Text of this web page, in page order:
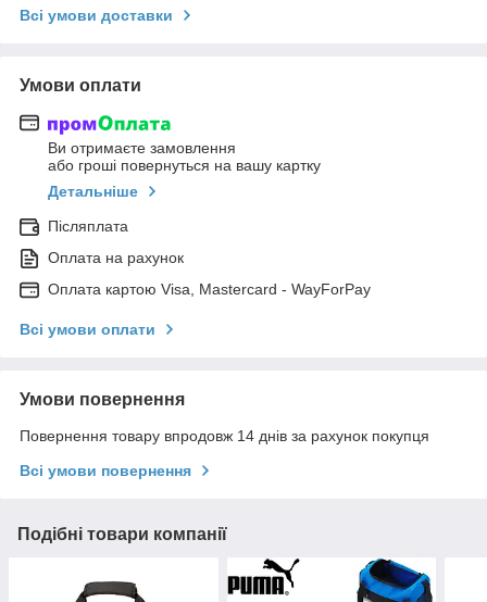
Всі умови доставки
Умови оплати
Ви отримаєте замовлення
або гроші повернуться на вашу картку
Детальніше
Післяплата
Оплата на рахунок
Оплата картою Visa, Mastercard - WayForPay
Всі умови оплати
Умови повернення
Повернення товару впродовж 14 днів за рахунок покупця
Всі умови повернення
Подібні товари компанії